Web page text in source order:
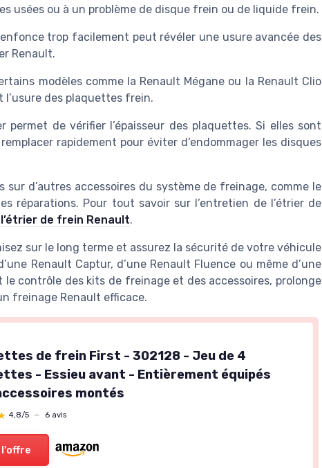
usées ou à un problème de disque frein ou de liquide frein.
trop facilement peut révéler une usure avancée des
Renault.
modèles comme la Renault Mégane ou la Renault Clio
l’usure des plaquettes frein.
de vérifier l’épaisseur des plaquettes. Si elles sont
rapidement pour éviter d’endommager les disques
d’autres accessoires du système de freinage, comme le
réparations. Pour tout savoir sur l’entretien de l’étrier de
de frein Renault.
sur le long terme et assurez la sécurité de votre véhicule
Renault Captur, d’une Renault Fluence ou même d’une
contrôle des kits de freinage et des accessoires, prolonge
freinage Renault efficace.
de frein First - 302128 - Jeu de 4
- Essieu avant - Entièrement équipés
montés
4,8/5 — 6 avis
l'offre